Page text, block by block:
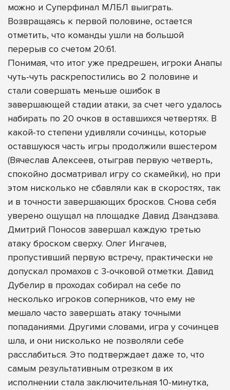
можно и Суперфинал МЛБЛ выиграть.
Возвращаясь к первой половине, остается
отметить, что команды ушли на большой
перерыв со счетом 20:61.
Понимая, что итог уже предрешен, игроки Анапы
чуть-чуть раскрепостились во 2 половине и
стали совершать меньше ошибок в
завершающей стадии атаки, за счет чего удалось
набирать по 20 очков в оставшихся четвертях. В
какой-то степени удивляли сочинцы, которые
оставшуюся часть игры продолжили вшестером
(Вячеслав Алексеев, отыграв первую четверть,
спокойно досматривал игру со скамейки), но при
этом нисколько не сбавляли как в скоростях, так
и в точности завершающих бросков. Снова себя
уверено ощущал на площадке Давид Дзандзава.
Дмитрий Поносов завершал каждую третью
атаку броском сверху. Олег Ингачев,
пропустивший первую встречу, практически не
допускал промахов с 3-очковой отметки. Давид
Дубелир в проходах собирал на себе по
несколько игроков соперников, что ему не
мешало часто завершать атаку точными
попаданиями. Другими словами, игра у сочинцев
шла, и они нисколько не позволяли себе
расслабиться. Это подтверждает даже то, что
самым результативным отрезком в их
исполнении стала заключительная 10-минутка,